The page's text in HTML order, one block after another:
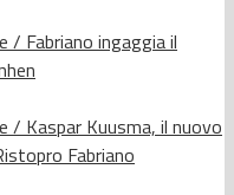
/ Fabriano ingaggia il
/ Kaspar Kuusma, il nuovo
Fabriano